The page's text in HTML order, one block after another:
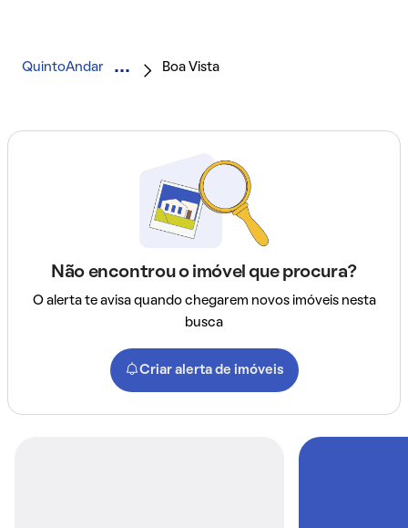
QuintoAndar Boa Vista
Não encontrou o imóvel que procura?
O alerta te avisa quando chegarem novos imóveis nesta
busca
Criar alerta de imóveis